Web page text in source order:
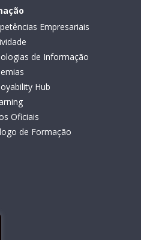
Empresariais
de Informação
Hub
Oficiais
de Formação